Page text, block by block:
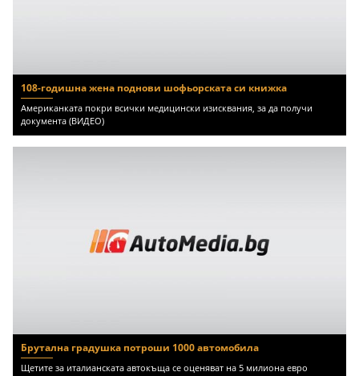
108-годишна жена поднови шофьорската си книжка
Американката покри всички медицински изисквания, за да получи
документа (ВИДЕО)
Брутална градушка потроши 1000 автомобила
Щетите за италианската автокъща се оценяват на 5 милиона евро